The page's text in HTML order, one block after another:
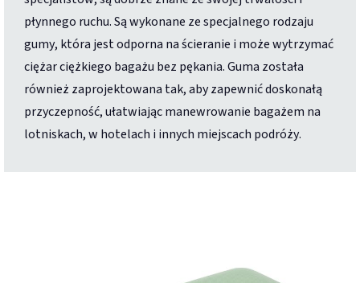
płynnego ruchu. Są wykonane ze specjalnego rodzaju
gumy, która jest odporna na ścieranie i może wytrzymać
ciężar ciężkiego bagażu bez pękania. Guma została
również zaprojektowana tak, aby zapewnić doskonałą
przyczepność, ułatwiając manewrowanie bagażem na
lotniskach, w hotelach i innych miejscach podróży.